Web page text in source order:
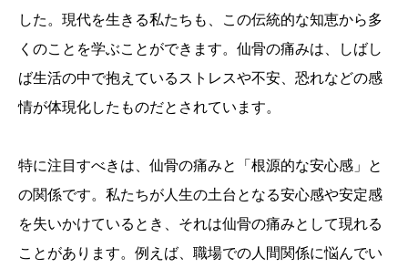
した。現代を生きる私たちも、この伝統的な知恵から多
くのことを学ぶことができます。仙骨の痛みは、しばし
ば生活の中で抱えているストレスや不安、恐れなどの感
情が体現化したものだとされています。
特に注目すべきは、仙骨の痛みと「根源的な安心感」と
の関係です。私たちが人生の土台となる安心感や安定感
を失いかけているとき、それは仙骨の痛みとして現れる
ことがあります。例えば、職場での人間関係に悩んでい